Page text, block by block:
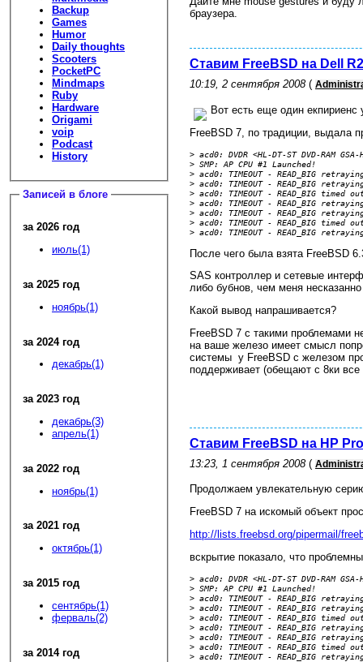
Backup
Games
Humor
Daily thoughts
Scooters
PocketPC
Mindmaps
Ruby
Hardware
Origami
voip
Podcast
History
Записей в блоге
за 2026 год
июль(1)
за 2025 год
ноябрь(1)
за 2024 год
декабрь(1)
за 2023 год
декабрь(3)
апрель(1)
за 2022 год
ноябрь(1)
за 2021 год
октябрь(1)
за 2015 год
сентябрь(1)
ферваль(2)
за 2014 год
браузера.
Ставим FreeBSD на Dell
10:19, 2 сентября 2008 (
Вот есть еще один екпириенс
FreeBSD 7, по традиции, выдала
> acd0: DVDR <HL-DT-ST DVD-RAM
> SMP: AP CPU #1 Launched!
> acd0: TIMEOUT - READ_BIG
> acd0: TIMEOUT - READ_BIG
> acd0: TIMEOUT - READ_BIG timed
> acd0: TIMEOUT - READ_BIG
> acd0: TIMEOUT - READ_BIG
> acd0: TIMEOUT - READ_BIG timed
> acd0: TIMEOUT - READ_BIG
После чего была взята FreeBSD
SAS контроллер и сетевые
либо бубнов, чем меня
Какой вывод напрашивается?
FreeBSD 7 с такими проблемами
на ваше железо имеет смысл
системы у FreeBSD с железом
поддерживает (обещают с 8ки
Ставим FreeBSD на HP
13:23, 1 сентября 2008 (
Продолжаем увлекательную
FreeBSD 7 на искомый объект
http://lists.freebsd.org/pipermail/
вскрытие показало, что
> acd0: DVDR <HL-DT-ST DVD-RAM
> SMP: AP CPU #1 Launched!
> acd0: TIMEOUT - READ_BIG
> acd0: TIMEOUT - READ_BIG
> acd0: TIMEOUT - READ_BIG timed
> acd0: TIMEOUT - READ_BIG
> acd0: TIMEOUT - READ_BIG
> acd0: TIMEOUT - READ_BIG timed
> acd0: TIMEOUT - READ_BIG